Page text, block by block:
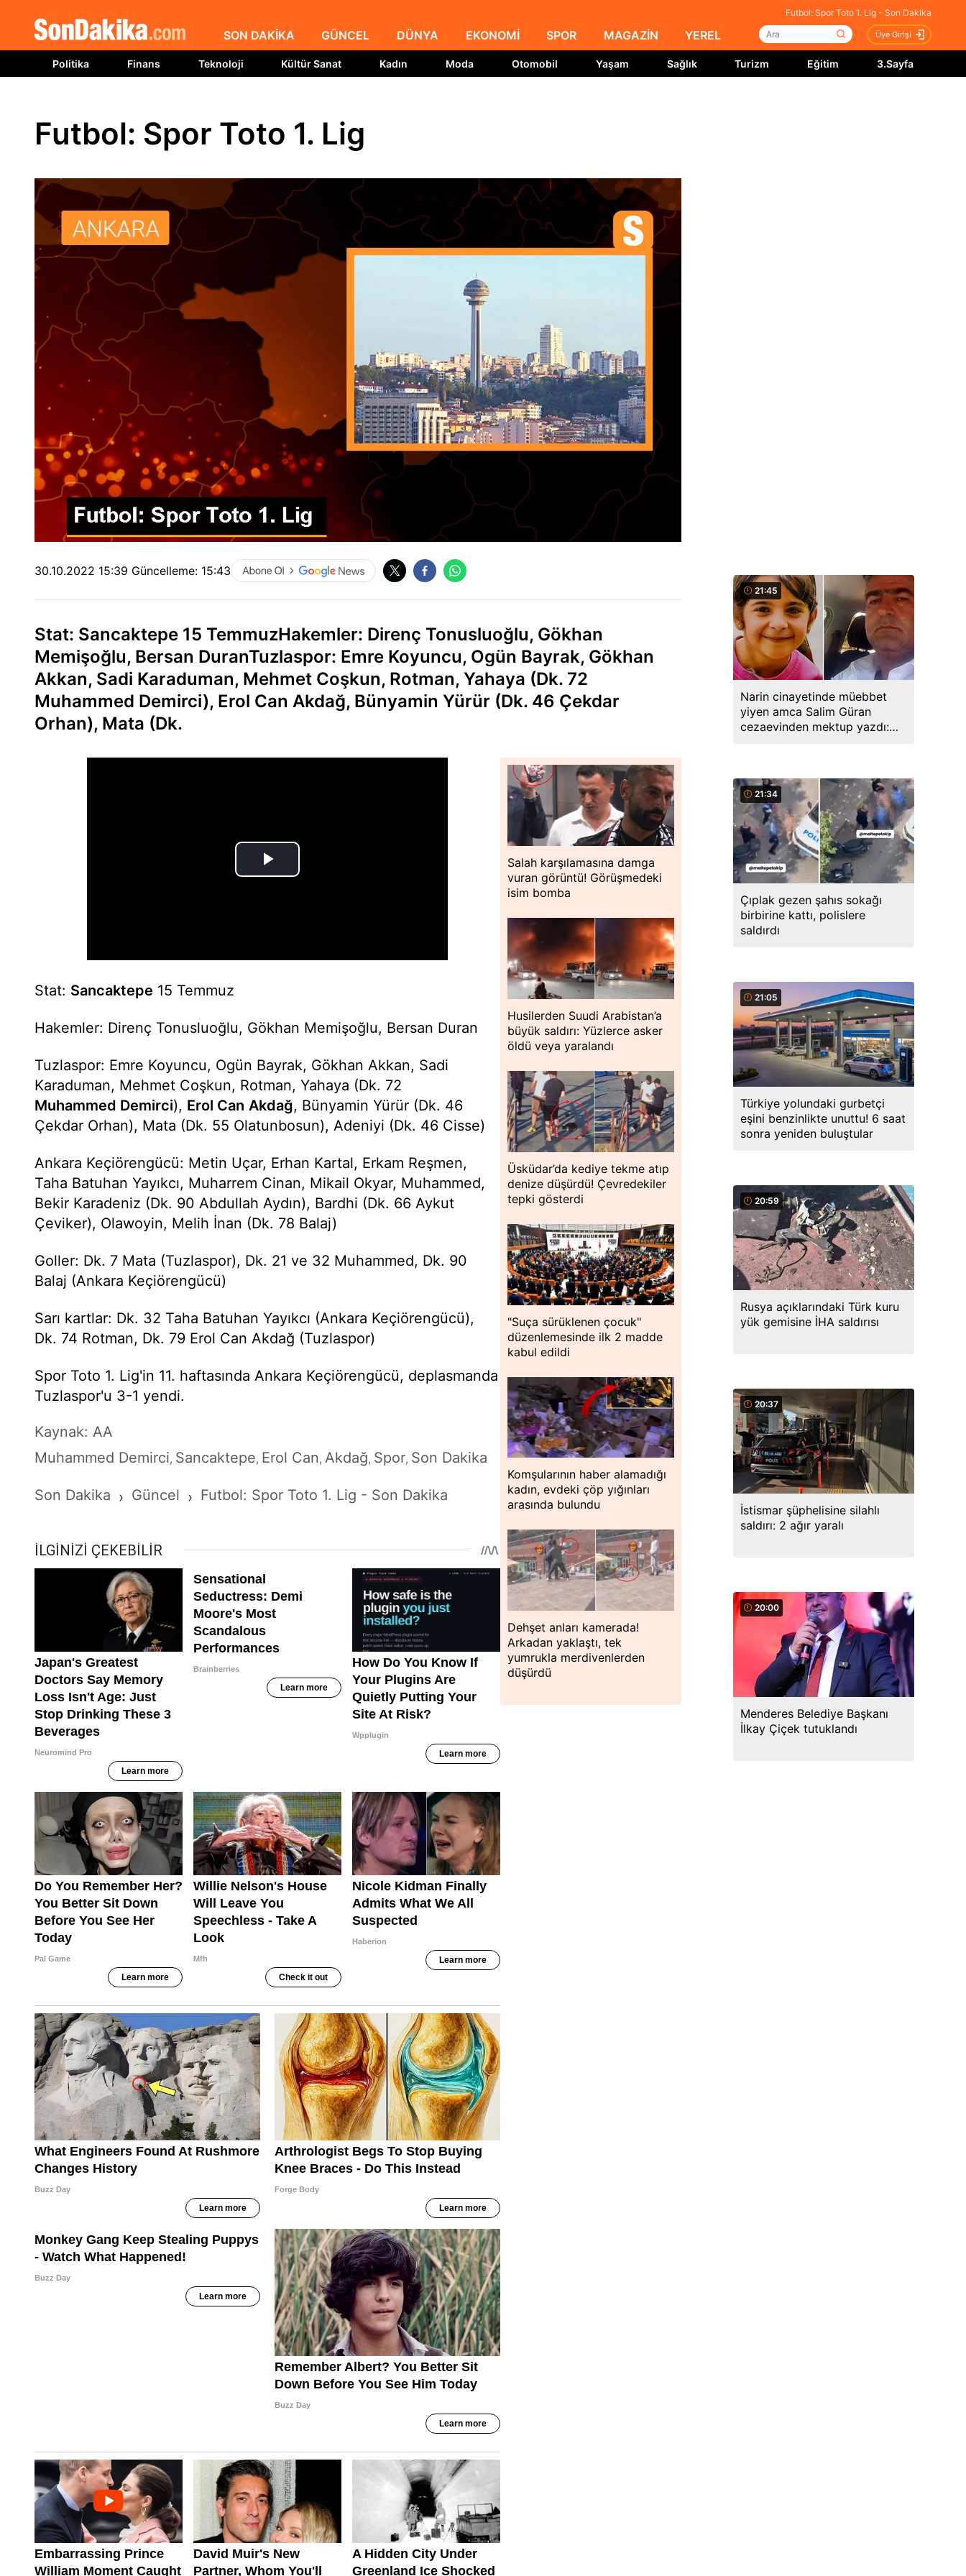
Futbol: Spor Toto 1. Lig - Son Dakika
SON DAKİKA GÜNCEL DÜNYA EKONOMİ SPOR MAGAZİN YEREL Üye Girişi
Politika Finans Teknoloji Kültür Sanat Kadın Moda Otomobil Yaşam Sağlık Turizm Eğitim 3.Sayfa
Futbol: Spor Toto 1. Lig
30.10.2022 15:39 Güncelleme: 15:43
Stat: Sancaktepe 15 TemmuzHakemler: Direnç Tonusluoğlu, Gökhan
Memişoğlu, Bersan DuranTuzlaspor: Emre Koyuncu, Ogün Bayrak, Gökhan
Akkan, Sadi Karaduman, Mehmet Coşkun, Rotman, Yahaya (Dk. 72
Muhammed Demirci), Erol Can Akdağ, Bünyamin Yürür (Dk. 46 Çekdar
Orhan), Mata (Dk.
Stat: Sancaktepe 15 Temmuz
Hakemler: Direnç Tonusluoğlu, Gökhan Memişoğlu, Bersan Duran
Tuzlaspor: Emre Koyuncu, Ogün Bayrak, Gökhan Akkan, Sadi
Karaduman, Mehmet Coşkun, Rotman, Yahaya (Dk. 72
Muhammed Demirci), Erol Can Akdağ, Bünyamin Yürür (Dk. 46
Çekdar Orhan), Mata (Dk. 55 Olatunbosun), Adeniyi (Dk. 46 Cisse)
Ankara Keçiörengücü: Metin Uçar, Erhan Kartal, Erkam Reşmen,
Taha Batuhan Yayıkcı, Muharrem Cinan, Mikail Okyar, Muhammed,
Bekir Karadeniz (Dk. 90 Abdullah Aydın), Bardhi (Dk. 66 Aykut
Çeviker), Olawoyin, Melih İnan (Dk. 78 Balaj)
Goller: Dk. 7 Mata (Tuzlaspor), Dk. 21 ve 32 Muhammed, Dk. 90
Balaj (Ankara Keçiörengücü)
Sarı kartlar: Dk. 32 Taha Batuhan Yayıkcı (Ankara Keçiörengücü),
Dk. 74 Rotman, Dk. 79 Erol Can Akdağ (Tuzlaspor)
Spor Toto 1. Lig'in 11. haftasında Ankara Keçiörengücü, deplasmanda
Tuzlaspor'u 3-1 yendi.
Kaynak: AA
Muhammed Demirci, Sancaktepe, Erol Can, Akdağ, Spor, Son Dakika
Son Dakika › Güncel › Futbol: Spor Toto 1. Lig - Son Dakika
Salah karşılamasına damga
vuran görüntü! Görüşmedeki
isim bomba
Husilerden Suudi Arabistan’a
büyük saldırı: Yüzlerce asker
öldü veya yaralandı
Üsküdar’da kediye tekme atıp
denize düşürdü! Çevredekiler
tepki gösterdi
"Suça sürüklenen çocuk"
düzenlemesinde ilk 2 madde
kabul edildi
Komşularının haber alamadığı
kadın, evdeki çöp yığınları
arasında bulundu
Dehşet anları kamerada!
Arkadan yaklaştı, tek
yumrukla merdivenlerden
düşürdü
21:45
Narin cinayetinde müebbet
yiyen amca Salim Güran
cezaevinden mektup yazdı:
21:34
Çıplak gezen şahıs sokağı
birbirine kattı, polislere
saldırdı
21:05
Türkiye yolundaki gurbetçi
eşini benzinlikte unuttu! 6 saat
sonra yeniden buluştular
20:59
Rusya açıklarındaki Türk kuru
yük gemisine İHA saldırısı
20:37
İstismar şüphelisine silahlı
saldırı: 2 ağır yaralı
20:00
Menderes Belediye Başkanı
İlkay Çiçek tutuklandı